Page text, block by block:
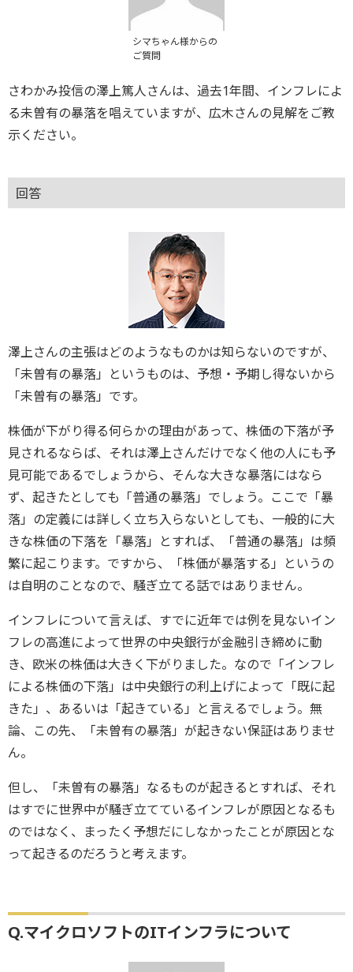
シマちゃん様からの
ご質問
さわかみ投信の澤上篤人さんは、過去1年間、インフレによ
る未曽有の暴落を唱えていますが、広木さんの見解をご教
示ください。
回答
澤上さんの主張はどのようなものかは知らないのですが、
「未曽有の暴落」というものは、予想・予期し得ないから
「未曽有の暴落」です。
株価が下がり得る何らかの理由があって、株価の下落が予
見されるならば、それは澤上さんだけでなく他の人にも予
見可能であるでしょうから、そんな大きな暴落にはなら
ず、起きたとしても「普通の暴落」でしょう。ここで「暴
落」の定義には詳しく立ち入らないとしても、一般的に大
きな株価の下落を「暴落」とすれば、「普通の暴落」は頻
繁に起こります。ですから、「株価が暴落する」というの
は自明のことなので、騒ぎ立てる話ではありません。
インフレについて言えば、すでに近年では例を見ないイン
フレの高進によって世界の中央銀行が金融引き締めに動
き、欧米の株価は大きく下がりました。なので「インフレ
による株価の下落」は中央銀行の利上げによって「既に起
きた」、あるいは「起きている」と言えるでしょう。無
論、この先、「未曽有の暴落」が起きない保証はありませ
ん。
但し、「未曽有の暴落」なるものが起きるとすれば、それ
はすでに世界中が騒ぎ立てているインフレが原因となるも
のではなく、まったく予想だにしなかったことが原因とな
って起きるのだろうと考えます。
Q.マイクロソフトのITインフラについて